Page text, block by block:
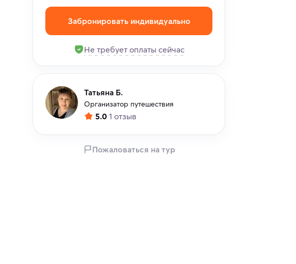
Забронировать индивидуально
Не требует оплаты сейчас
Татьяна Б.
Организатор путешествия
5.0 1 отзыв
Пожаловаться на тур